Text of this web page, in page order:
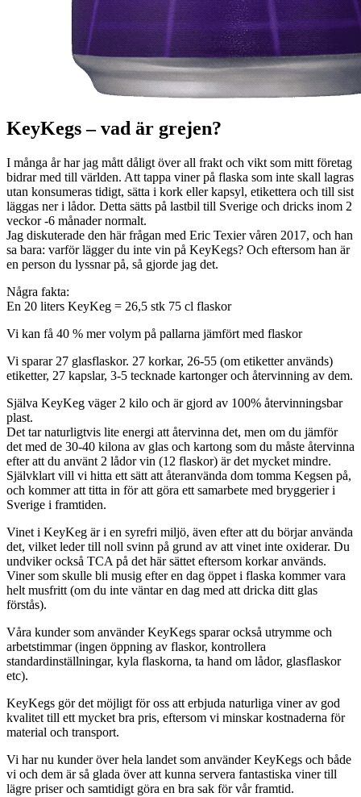
KeyKegs – vad är grejen?
I många år har jag mått dåligt över all frakt och vikt som mitt företag
bidrar med till världen. Att tappa viner på flaska som inte skall lagras
utan konsumeras tidigt, sätta i kork eller kapsyl, etikettera och till sist
läggas ner i lådor. Detta sätts på lastbil till Sverige och dricks inom 2
veckor -6 månader normalt.
Jag diskuterade den här frågan med Eric Texier våren 2017, och han
sa bara: varför lägger du inte vin på KeyKegs? Och eftersom han är
en person du lyssnar på, så gjorde jag det.
Några fakta:
En 20 liters KeyKeg = 26,5 stk 75 cl flaskor
Vi kan få 40 % mer volym på pallarna jämfört med flaskor
Vi sparar 27 glasflaskor. 27 korkar, 26-55 (om etiketter används)
etiketter, 27 kapslar, 3-5 tecknade kartonger och återvinning av dem.
Själva KeyKeg väger 2 kilo och är gjord av 100% återvinningsbar
plast.
Det tar naturligtvis lite energi att återvinna det, men om du jämför
det med de 30-40 kilona av glas och kartong som du måste återvinna
efter att du använt 2 lådor vin (12 flaskor) är det mycket mindre.
Självklart vill vi hitta ett sätt att återanvända dom tomma Kegsen på,
och kommer att titta in för att göra ett samarbete med bryggerier i
Sverige i framtiden.
Vinet i KeyKeg är i en syrefri miljö, även efter att du börjar använda
det, vilket leder till noll svinn på grund av att vinet inte oxiderar. Du
undviker också TCA på det här sättet eftersom korkar används.
Viner som skulle bli musig efter en dag öppet i flaska kommer vara
helt musfritt (om du inte väntar en dag med att dricka ditt glas
förstås).
Våra kunder som använder KeyKegs sparar också utrymme och
arbetstimmar (ingen öppning av flaskor, kontrollera
standardinställningar, kyla flaskorna, ta hand om lådor, glasflaskor
etc).
KeyKegs gör det möjligt för oss att erbjuda naturliga viner av god
kvalitet till ett mycket bra pris, eftersom vi minskar kostnaderna för
material och transport.
Vi har nu kunder över hela landet som använder KeyKegs och både
vi och dem är så glada över att kunna servera fantastiska viner till
lägre priser och samtidigt göra en bra sak för vår framtid.